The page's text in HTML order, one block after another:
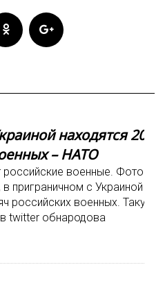
находятся 20
– НАТО
российские военные. Фото:
приграничном с Украиной
российских военных. Такую
twitter обнародова